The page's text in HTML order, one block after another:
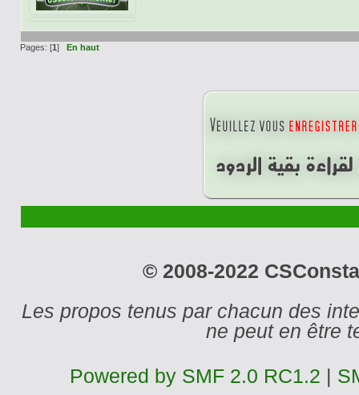
Pages: [1 ] En haut
© 2008-2022
Les propos tenus par chacun des
ne peut en être
Powered by SMF 2.0 RC1.2 |